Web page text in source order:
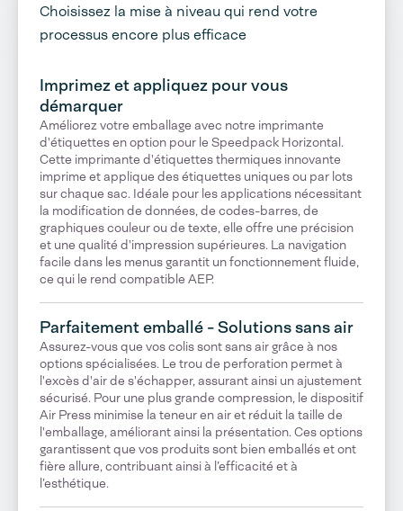
Choisissez la mise à niveau qui rend votre
processus encore plus efficace
Imprimez et appliquez pour vous
démarquer
Améliorez votre emballage avec notre imprimante
d'étiquettes en option pour le Speedpack Horizontal.
Cette imprimante d'étiquettes thermiques innovante
imprime et applique des étiquettes uniques ou par lots
sur chaque sac. Idéale pour les applications nécessitant
la modification de données, de codes-barres, de
graphiques couleur ou de texte, elle offre une précision
et une qualité d'impression supérieures. La navigation
facile dans les menus garantit un fonctionnement fluide,
ce qui le rend compatible AEP.
Parfaitement emballé - Solutions sans air
Assurez-vous que vos colis sont sans air grâce à nos
options spécialisées. Le trou de perforation permet à
l'excès d'air de s'échapper, assurant ainsi un ajustement
sécurisé. Pour une plus grande compression, le dispositif
Air Press minimise la teneur en air et réduit la taille de
l'emballage, améliorant ainsi la présentation. Ces options
garantissent que vos produits sont bien emballés et ont
fière allure, contribuant ainsi à l’efficacité et à
l’esthétique.